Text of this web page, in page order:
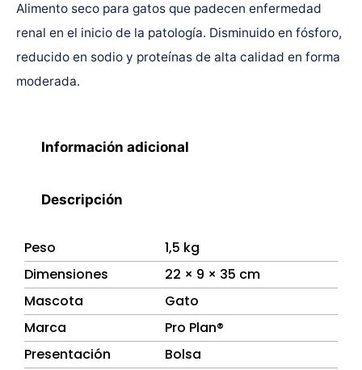
Alimento seco para gatos que padecen enfermedad
renal en el inicio de la patología. Disminuido en fósforo,
reducido en sodio y proteínas de alta calidad en forma
moderada.
Información adicional
Descripción
Peso
1,5 kg
Dimensiones
22 × 9 × 35 cm
Mascota
Gato
Marca
Pro Plan®
Presentación
Bolsa